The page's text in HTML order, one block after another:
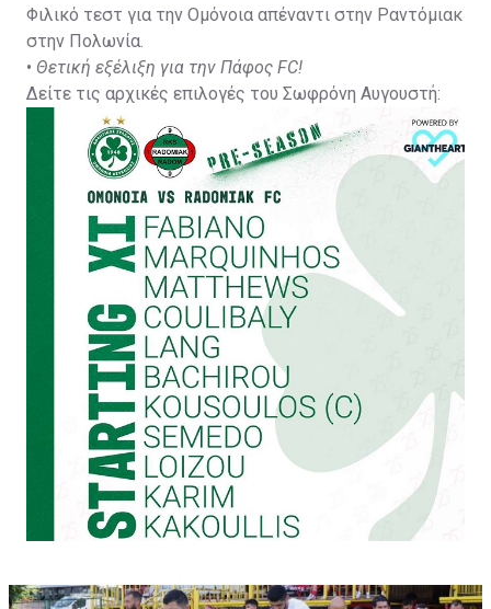
Φιλικό τεστ για την Ομόνοια απέναντι στην Ραντόμιακ
στην Πολωνία.
• Θετική εξέλιξη για την Πάφος FC!
Δείτε τις αρχικές επιλογές του Σωφρόνη Αυγουστή: